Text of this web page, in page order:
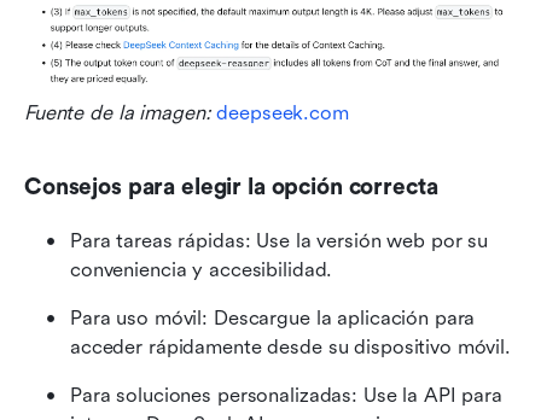
Fuente de la imagen: deepseek.com
Consejos para elegir la opción correcta
Para tareas rápidas: Use la versión web por su
conveniencia y accesibilidad.
Para uso móvil: Descargue la aplicación para
acceder rápidamente desde su dispositivo móvil.
Para soluciones personalizadas: Use la API para